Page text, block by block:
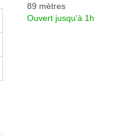
89 mètres
Ouvert jusqu'à 1h